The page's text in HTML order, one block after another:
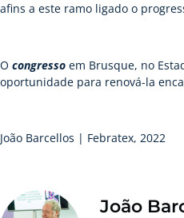
afins a este ramo ligado o
O congresso em Brusque, no
oportunidade para renová-la
João Barcellos | Febratex, 2022
João